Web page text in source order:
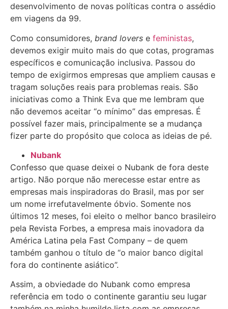
desenvolvimento de novas políticas contra o assédio
em viagens da 99.
Como consumidores, brand lovers e feministas,
devemos exigir muito mais do que cotas, programas
específicos e comunicação inclusiva. Passou do
tempo de exigirmos empresas que ampliem causas e
tragam soluções reais para problemas reais. São
iniciativas como a Think Eva que me lembram que
não devemos aceitar “o mínimo” das empresas. É
possível fazer mais, principalmente se a mudança
fizer parte do propósito que coloca as ideias de pé.
Nubank
Confesso que quase deixei o Nubank de fora deste
artigo. Não porque não merecesse estar entre as
empresas mais inspiradoras do Brasil, mas por ser
um nome irrefutavelmente óbvio. Somente nos
últimos 12 meses, foi eleito o melhor banco brasileiro
pela Revista Forbes, a empresa mais inovadora da
América Latina pela Fast Company – de quem
também ganhou o título de “o maior banco digital
fora do continente asiático”.
Assim, a obviedade do Nubank como empresa
referência em todo o continente garantiu seu lugar